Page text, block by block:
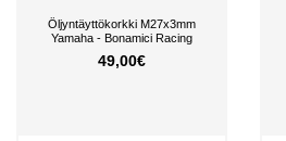
Öljyntäyttökorkki M27x3mm
Yamaha - Bonamici Racing
49,00€